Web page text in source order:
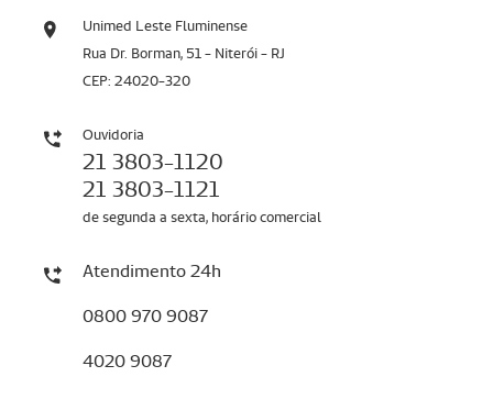
Unimed Leste Fluminense
Rua Dr. Borman, 51 - Niterói - RJ
CEP: 24020-320
Ouvidoria
21 3803-1120
21 3803-1121
de segunda a sexta, horário comercial
Atendimento 24h
0800 970 9087
4020 9087